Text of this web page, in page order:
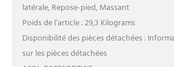
latérale, Repose-pied, Massant
Poids de l’article : 29,3 Kilograms
Disponibilité des pièces détachées :
sur les pièces détachées